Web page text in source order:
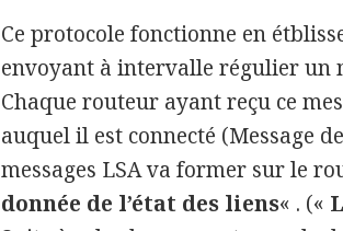
Ce protocole fonctionne en
envoyant à intervalle régulier un
Chaque routeur ayant reçu ce
auquel il est connecté (Message
messages LSA va former sur le
donnée de l’état des liens« . («